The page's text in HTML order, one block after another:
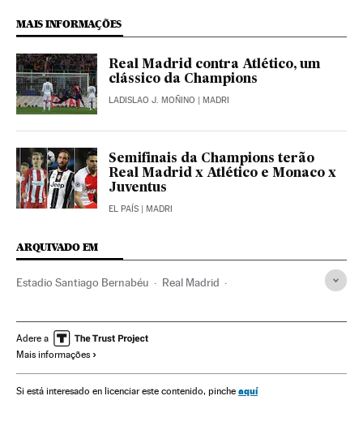
MAIS INFORMAÇÕES
Real Madrid contra Atlético, um
clássico da Champions
LADISLAO J. MOÑINO | MADRI
Semifinais da Champions terão
Real Madrid x Atlético e Monaco x
Juventus
EL PAÍS | MADRI
ARQUIVADO EM
Estadio Santiago Bernabéu Real Madrid
Instalações esportivas Champions League 2016/2017
Champions League
Adere a
Mais informações
Si está interesado en licenciar este contenido, pinche aquí